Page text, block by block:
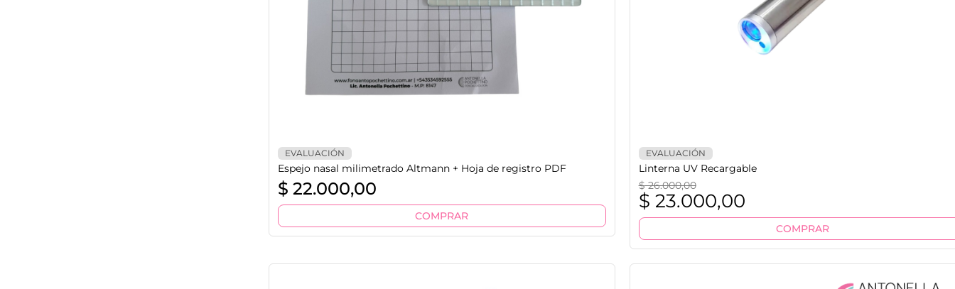
EVALUACIÓN
Espejo nasal milimetrado Altmann + Hoja de registro PDF
$ 22.000,00
COMPRAR
EVALUACIÓN
Linterna UV Recargable
$26.000,00
$ 23.000,00
COMPRAR